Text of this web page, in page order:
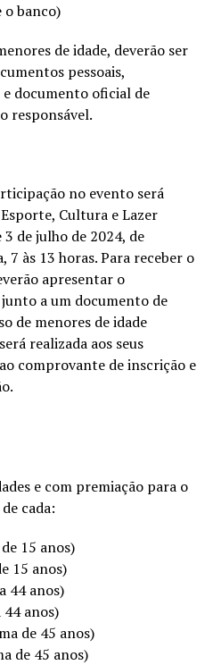
o banco)
de idade, deverão ser
pessoais,
documento oficial de
responsável.
no evento será
Cultura e Lazer
de julho de 2024, de
às 13 horas. Para receber o
apresentar o
a um documento de
de menores de idade
realizada aos seus
comprovante de inscrição e
e com premiação para o
cada:
15 anos)
15 anos)
44 anos)
anos)
de 45 anos)
de 45 anos)